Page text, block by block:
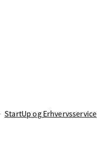
StartUp og Erhvervsservice